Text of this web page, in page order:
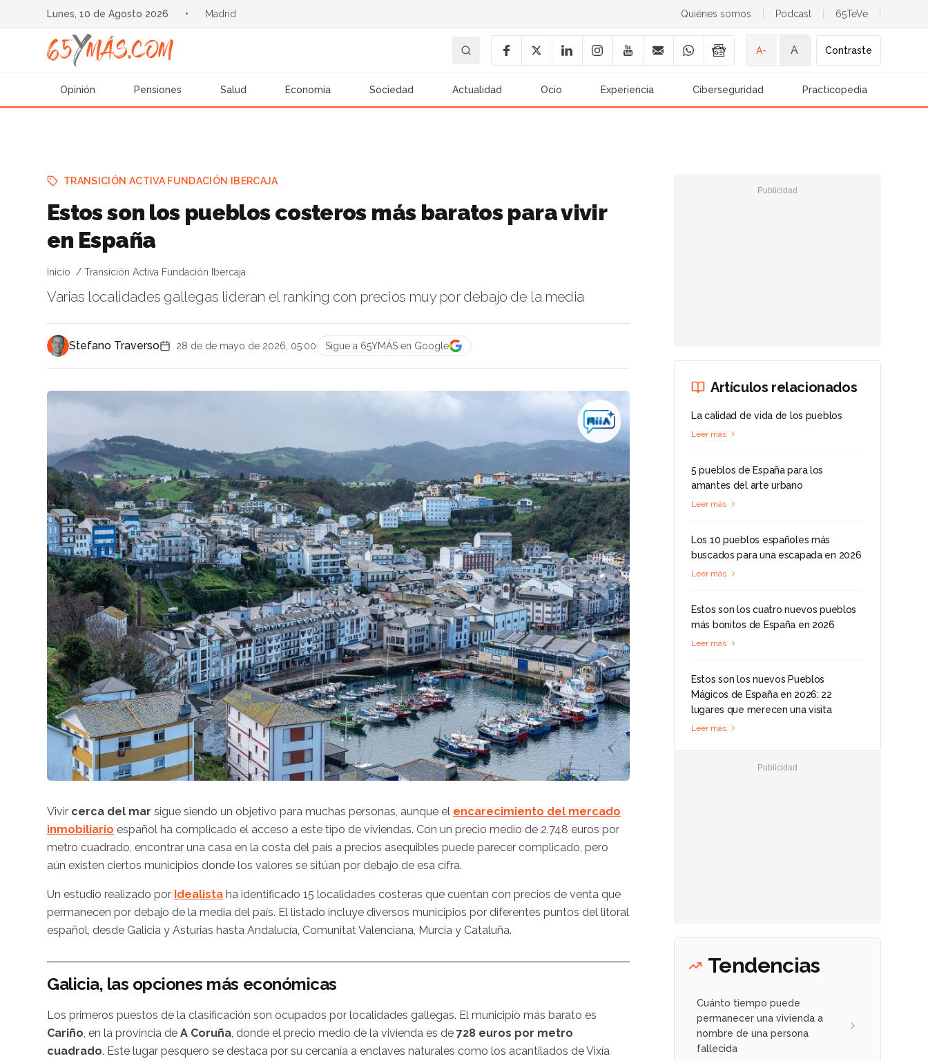
Lunes, 10 de Agosto 2026 • Madrid Quiénes somos Podcast 65TeVe
A- A Contraste
Opinión Pensiones Salud Economía Sociedad Actualidad Ocio Experiencia Ciberseguridad Practicopedia
TRANSICIÓN ACTIVA FUNDACIÓN IBERCAJA
Estos son los pueblos costeros más baratos para vivir
en España
Inicio Transición Activa Fundación Ibercaja
Varias localidades gallegas lideran el ranking con precios muy por debajo de la media
Stefano Traverso 28 de de mayo de 2026, 05:00 Sigue a 65YMÁS en Google
Vivir cerca del mar sigue siendo un objetivo para muchas personas, aunque el encarecimiento del mercado
inmobiliario español ha complicado el acceso a este tipo de viviendas. Con un precio medio de 2.748 euros por
metro cuadrado, encontrar una casa en la costa del país a precios asequibles puede parecer complicado, pero
aún existen ciertos municipios donde los valores se sitúan por debajo de esa cifra.
Un estudio realizado por Idealista ha identificado 15 localidades costeras que cuentan con precios de venta que
permanecen por debajo de la media del país. El listado incluye diversos municipios por diferentes puntos del litoral
español, desde Galicia y Asturias hasta Andalucía, Comunitat Valenciana, Murcia y Cataluña.
Galicia, las opciones más económicas
Los primeros puestos de la clasificación son ocupados por localidades gallegas. El municipio más barato es
Cariño , en la provincia de A Coruña , donde el precio medio de la vivienda es de 728 euros por metro
cuadrado. Este lugar pesquero se destaca por su cercanía a enclaves naturales como los acantilados de Vixía
Artículos relacionados
La calidad de vida de los pueblos
Leer más
5 pueblos de España para los
amantes del arte urbano
Leer más
Los 10 pueblos españoles más
buscados para una escapada en 2026
Leer más
Estos son los cuatro nuevos pueblos
más bonitos de España en 2026
Leer más
Estos son los nuevos Pueblos
Mágicos de España en 2026: 22
lugares que merecen una visita
Leer más
Tendencias
Cuánto tiempo puede
permanecer una vivienda a
nombre de una persona
fallecida